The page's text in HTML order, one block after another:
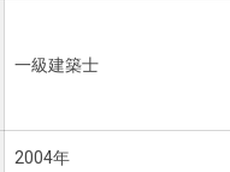
一級建築士
2004年